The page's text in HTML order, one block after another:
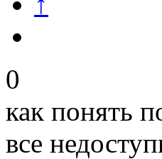
0
как понять
все